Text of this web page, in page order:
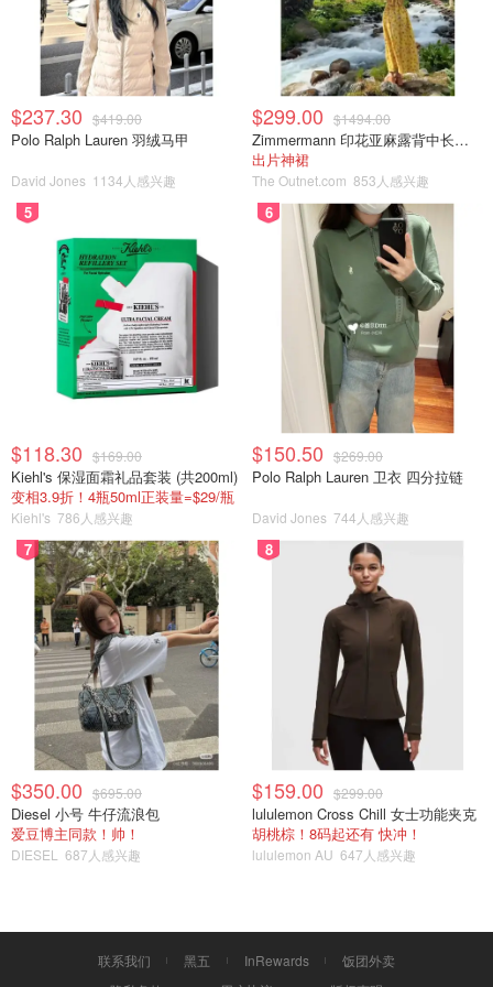
爆文我来写
$237.30 $419.00
Polo Ralph Lauren 羽绒马甲
David Jones 1134人感兴趣
$299.00 $1494.00
Zimmermann 印花亚麻露背中长连衣裙
出片神裙
The Outnet.com 853人感兴趣
5
$118.30 $169.00
Kiehl's 保湿面霜礼品套装 (共200ml)
变相3.9折！4瓶50ml正装量=$29/瓶
Kiehl's 786人感兴趣
6
$150.50 $269.00
Polo Ralph Lauren 卫衣 四分拉链
David Jones 744人感兴趣
7
$350.00 $695.00
Diesel 小号 牛仔流浪包
爱豆博主同款！帅！
DIESEL 687人感兴趣
8
$159.00 $299.00
lululemon Cross Chill 女士功能夹克
胡桃棕！8码起还有 快冲！
lululemon AU 647人感兴趣
联系我们 黑五 InRewards
饭团外卖